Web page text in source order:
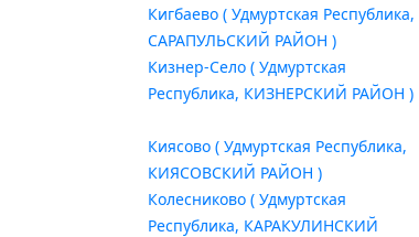
Кигбаево ( Удмуртская Республика,
САРАПУЛЬСКИЙ РАЙОН )
Кизнер-Село ( Удмуртская
Республика, КИЗНЕРСКИЙ РАЙОН )
Киясово ( Удмуртская Республика,
КИЯСОВСКИЙ РАЙОН )
Колесниково ( Удмуртская
Республика, КАРАКУЛИНСКИЙ